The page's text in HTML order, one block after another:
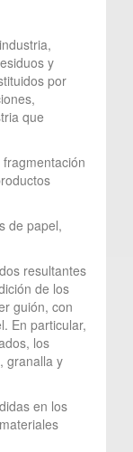
y
por
que
de papel,
resultantes
de los
guión, con
En particular,
los
granalla y
en los